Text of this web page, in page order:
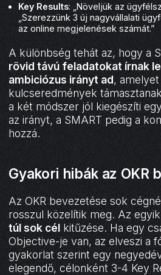
Key Results: „Növeljük az
„Szerezzünk 3 új nagyvállalati
az online megjelenések számát.”
A különbség tehát az, hogy a
rövid távú feladatokat írnak le
ambiciózus irányt ad,
kulcseredmények
a két módszer jól kiegészíti
az irányt, a SMART pedig a
hozzá.
Gyakori hibák az OKR
Az OKR bevezetése sok
rosszul közelítik meg. Az
túl sok cél kitűzése. Ha egy
Objective-je van, az elveszi a
gyakorlat szerint egy
elegendő, célonként 3-4 Key